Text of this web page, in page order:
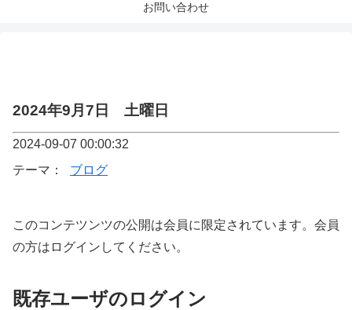
お問い合わせ
2024年9月7日 土曜日
2024-09-07 00:00:32
テーマ：
ブログ
このコンテツンツの公開は会員に限定されています。会員
の方はログインしてください。
既存ユーザのログイン